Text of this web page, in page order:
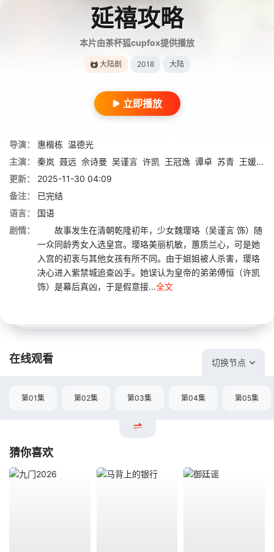
延禧攻略
本片由茶杯狐cupfox提供播放
大陆剧 2018 大陆
立即播放
导演： 惠楷栋 温德光
主演：
秦岚 聂远 佘诗曼 吴谨言 许凯 王冠逸 谭卓 苏青 王媛可
更新：
2025-11-30 04:09
备注：
已完结
语言：
国语
剧情：
故事发生在清朝乾隆初年，少女魏璎珞（吴谨言 饰）随
一众同龄秀女入选皇宫。璎珞美丽机敏，蕙质兰心，可是她
入宫的初衷与其他女孩有所不同。由于姐姐被人杀害，璎珞
决心进入紫禁城追查凶手。她误认为皇帝的弟弟傅恒（许凯
饰）是幕后真凶，于是假意接...全文
在线观看 切换节点
第01集 第02集 第03集 第04集 第05集
猜你喜欢